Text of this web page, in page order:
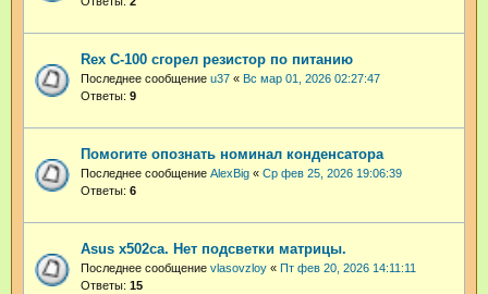
Rex C-100 сгорел резистор по питанию
Последнее сообщение u37 « Вс мар 01, 2026 02:27:47
Ответы: 9
Помогите опознать номинал конденсатора
Последнее сообщение AlexBig « Ср фев 25, 2026 19:06:39
Ответы: 6
Asus x502ca. Нет подсветки матрицы.
Последнее сообщение vlasovzloy « Пт фев 20, 2026 14:11:11
Ответы: 15